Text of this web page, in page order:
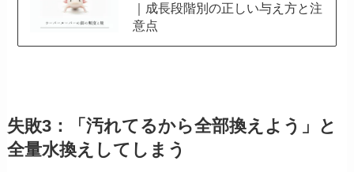
｜成長段階別の正しい与え方と注
意点
失敗3：「汚れてるから全部換えよう」と
全量水換えしてしまう